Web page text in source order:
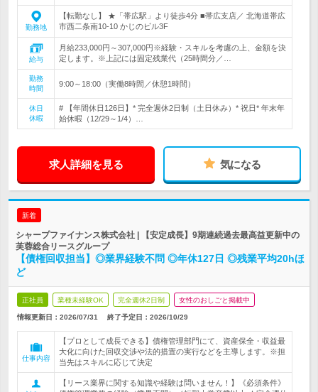
勤務地
【転勤なし】 ★「帯広駅」より徒歩4分 ■帯広支店／ 北海道帯広
市西二条南10-10 かじのビル3F
給与
月給233,000円～307,000円※経験・スキルを考慮の上、金額を決
定します。※上記には固定残業代（25時間分／…
勤務
時間
9:00～18:00（実働8時間／休憩1時間）
休日
休暇
# 【年間休日126日】* 完全週休2日制（土日休み）* 祝日* 年末年
始休暇（12/29～1/4）…
求人詳細を見る 気になる
新着
シャープファイナンス株式会社 | 【安定成長】9期連続過去最高益更新中の
芙蓉総合リースグループ
【債権回収担当】◎業界経験不問 ◎年休127日 ◎残業平均20hほ
ど
正社員 業種未経験OK 完全週休2日制 女性のおしごと掲載中
情報更新日：2026/07/31 終了予定日： 2026/10/29
仕事内容
【プロとして成長できる】債権管理部門にて、資産保全・収益最
大化に向けた回収交渉や法的措置の実行などを主導します。※担
当先はスキルに応じて決定
【リース業界に関する知識や経験は問いません！】《必須条件》